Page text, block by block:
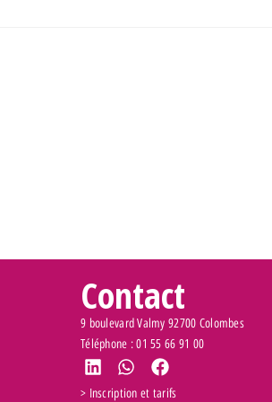
Contact
9 boulevard Valmy 92700 Colombes
Téléphone : 01 55 66 91 00
> Inscription et tarifs